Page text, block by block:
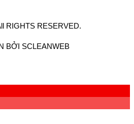
RIGHTS RESERVED.
BỞI SCLEANWEB